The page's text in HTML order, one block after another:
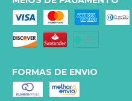
FORMAS DE ENVIO